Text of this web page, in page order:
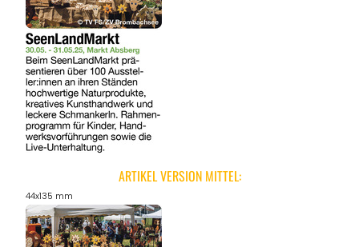
ARTIKEL VERSION MITTEL:
44x135 mm